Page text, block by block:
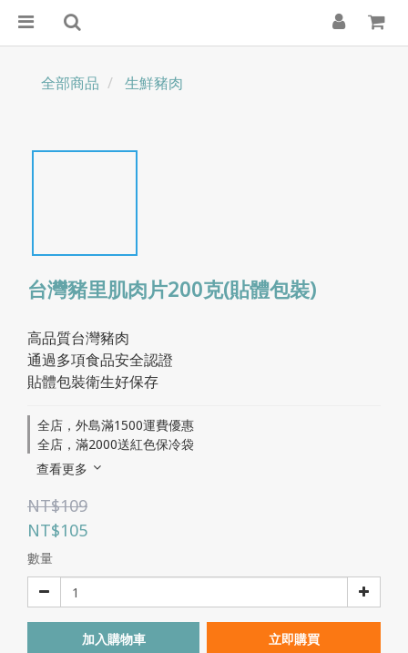
全部商品 生鮮豬肉
台灣豬里肌肉片200克(貼體包裝)
高品質台灣豬肉
通過多項食品安全認證
貼體包裝衛生好保存
全店，外島滿1500運費優惠
全店，滿2000送紅色保冷袋
查看更多
NT$109
NT$105
數量
加入購物車 立即購買